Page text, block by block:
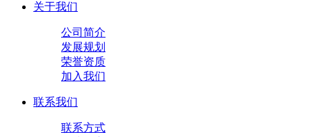
关于我们
公司简介
发展规划
荣誉资质
加入我们
联系我们
联系方式